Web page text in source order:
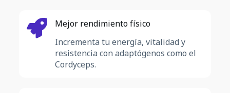
Mejor rendimiento físico
Incrementa tu energía, vitalidad y
resistencia con adaptógenos como el
Cordyceps.